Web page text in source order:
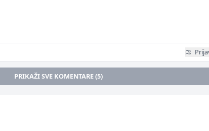
PRIKAŽI SVE KOMENTARE (5)